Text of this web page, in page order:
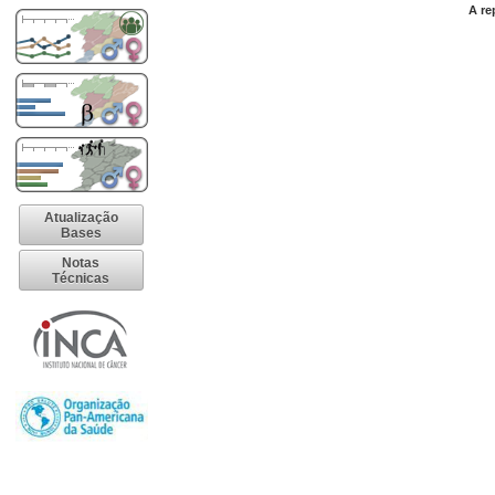
Atualização
Bases
Notas
Técnicas
A